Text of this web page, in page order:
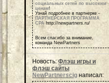
социальных сетей по высоким
ценам!
Узнай подробнее в партнерке -
ПАРТНЕРСКАЯ ПРОГРАММА
СРА http://newpartners.ru/
Всем спасибо за внимание,
команда NewPartners
Новость: Флэш игры и
флэш сайты
NewPartnerscig написал: